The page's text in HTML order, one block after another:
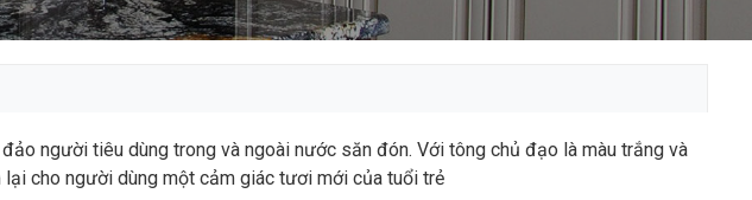
người tiêu dùng trong và ngoài nước săn đón. Với tông chủ đạo là màu trắng và
lại cho người dùng một cảm giác tươi mới của tuổi trẻ